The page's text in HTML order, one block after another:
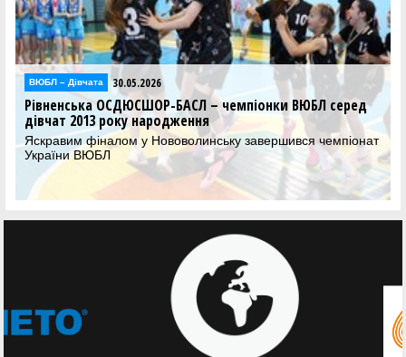
ВЮБЛ – Дiвчата 30.05.2026
Рівненська ОСДЮСШОР-БАСЛ – чемпіонки ВЮБЛ серед
дівчат 2013 року народження
Яскравим фіналом у Нововолинську завершився чемпіонат
України ВЮБЛ